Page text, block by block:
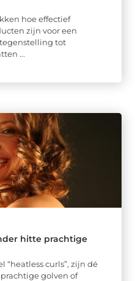
hoe effectief
zijn voor een
tot
...
hitte prachtige
“heatless curls”, zijn dé
golven of